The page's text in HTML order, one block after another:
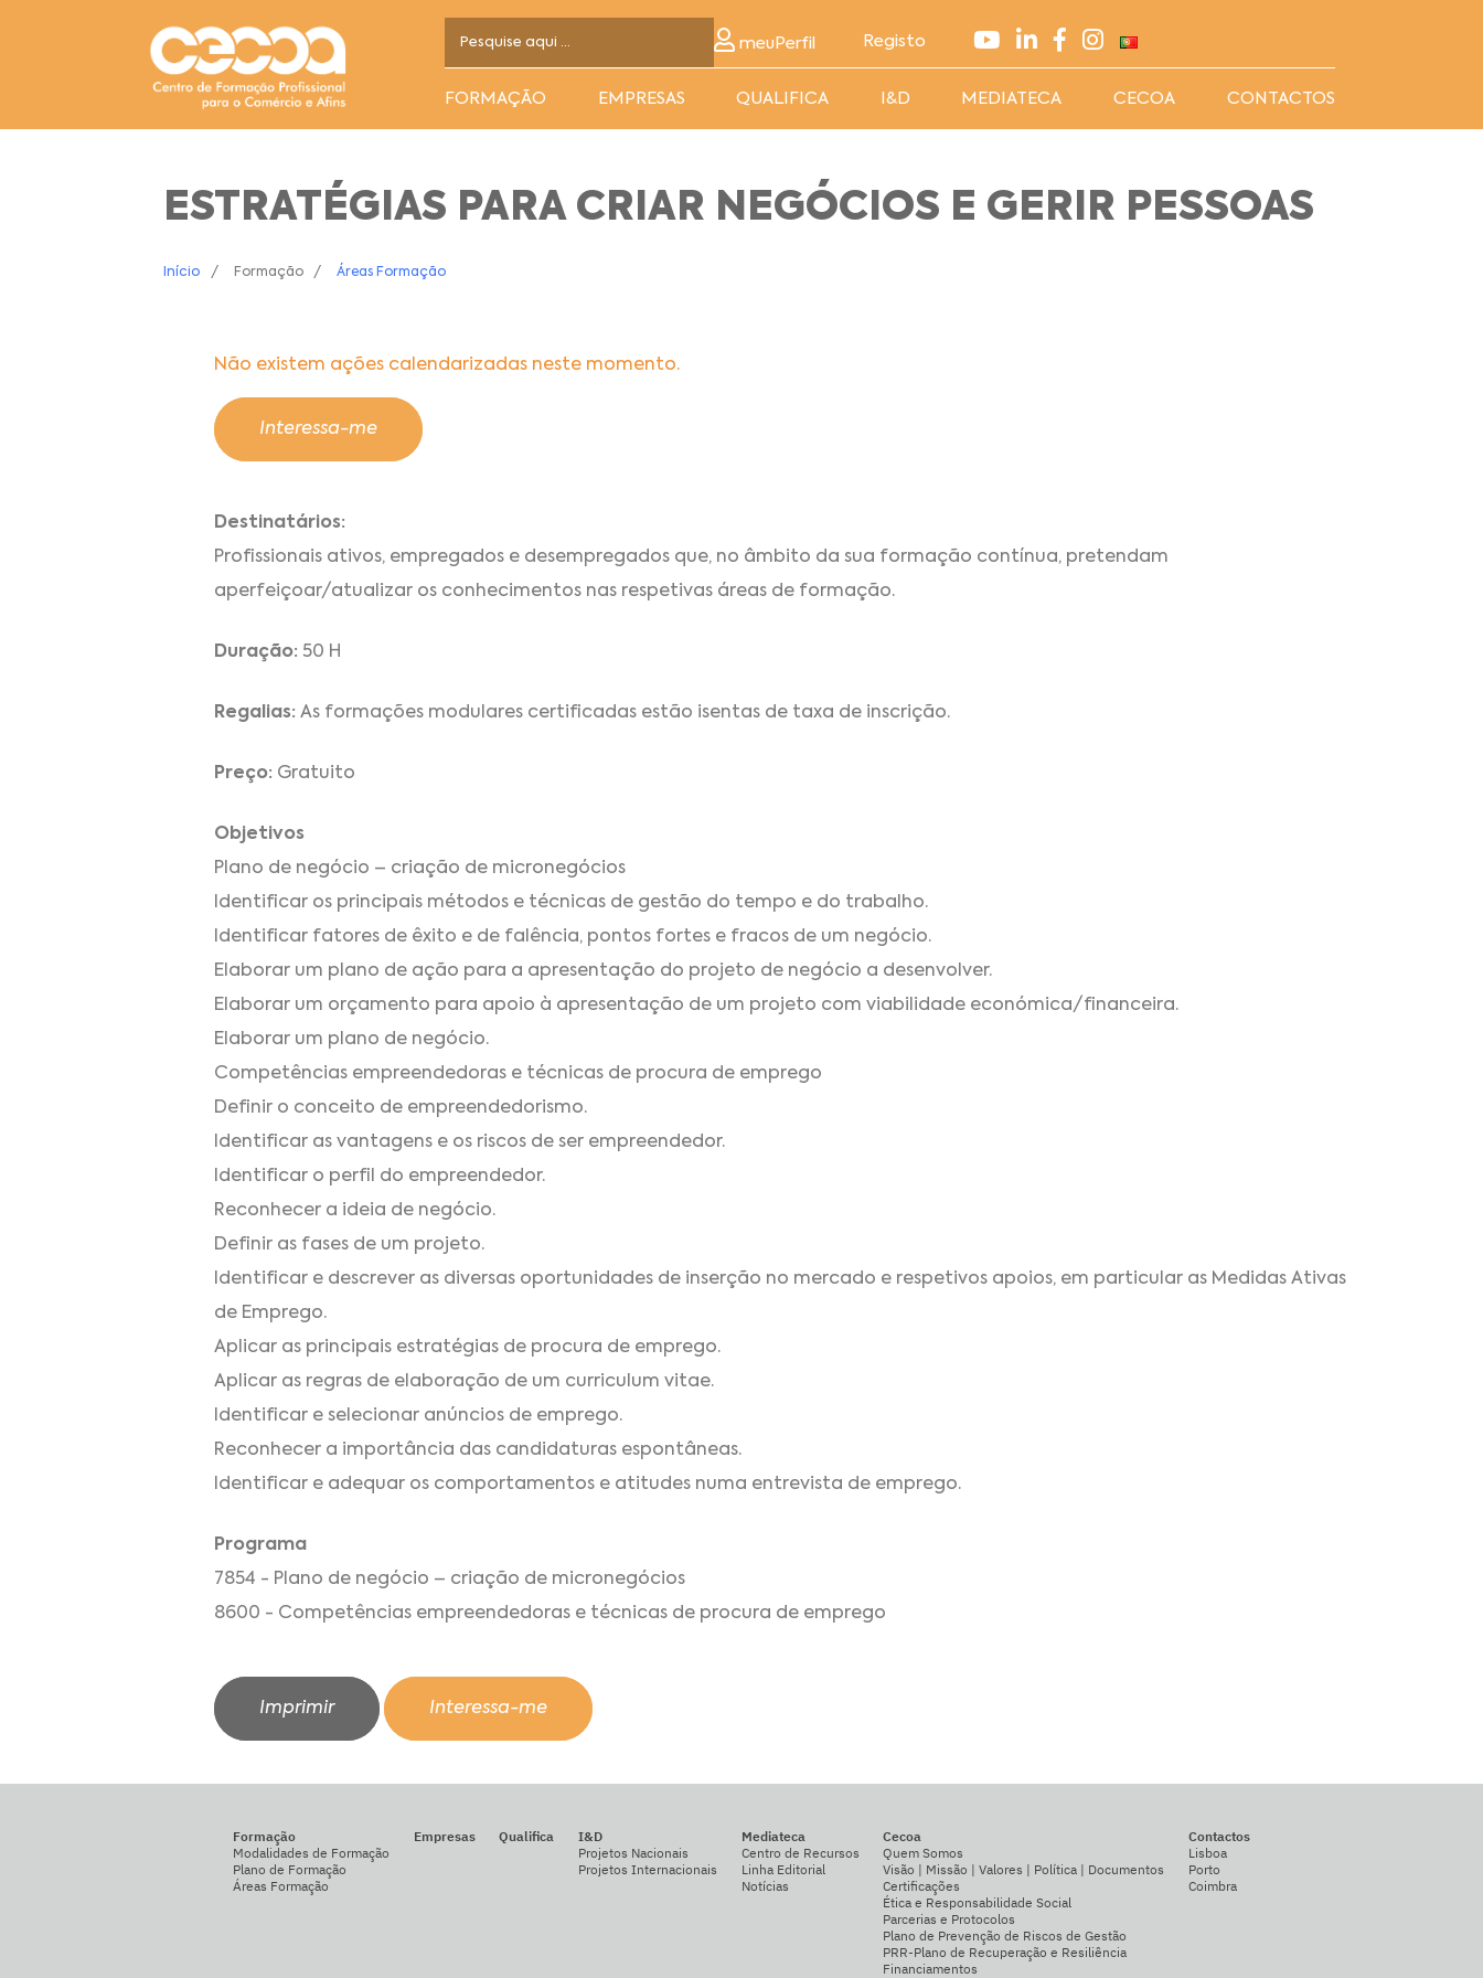
meuPerfil Registo
FORMAÇÃO EMPRESAS QUALIFICA I&D MEDIATECA CECOA CONTACTOS
ESTRATÉGIAS PARA CRIAR NEGÓCIOS E GERIR PESSOAS
Início Formação Áreas Formação
Não existem ações calendarizadas neste momento.
Interessa-me
Destinatários:
Profissionais ativos, empregados e desempregados que, no âmbito da sua formação contínua, pretendam
aperfeiçoar/atualizar os conhecimentos nas respetivas áreas de formação.
Duração: 50 H
Regalias: As formações modulares certificadas estão isentas de taxa de inscrição.
Preço: Gratuito
Objetivos
Plano de negócio – criação de micronegócios
Identificar os principais métodos e técnicas de gestão do tempo e do trabalho.
Identificar fatores de êxito e de falência, pontos fortes e fracos de um negócio.
Elaborar um plano de ação para a apresentação do projeto de negócio a desenvolver.
Elaborar um orçamento para apoio à apresentação de um projeto com viabilidade económica/financeira.
Elaborar um plano de negócio.
Competências empreendedoras e técnicas de procura de emprego
Definir o conceito de empreendedorismo.
Identificar as vantagens e os riscos de ser empreendedor.
Identificar o perfil do empreendedor.
Reconhecer a ideia de negócio.
Definir as fases de um projeto.
Identificar e descrever as diversas oportunidades de inserção no mercado e respetivos apoios, em particular as Medidas Ativas
de Emprego.
Aplicar as principais estratégias de procura de emprego.
Aplicar as regras de elaboração de um curriculum vitae.
Identificar e selecionar anúncios de emprego.
Reconhecer a importância das candidaturas espontâneas.
Identificar e adequar os comportamentos e atitudes numa entrevista de emprego.
Programa
7854 - Plano de negócio – criação de micronegócios
8600 - Competências empreendedoras e técnicas de procura de emprego
Imprimir Interessa-me
Formação
Modalidades de Formação
Plano de Formação
Áreas Formação
Empresas Qualifica
I&D
Projetos Nacionais
Projetos Internacionais
Mediateca
Centro de Recursos
Linha Editorial
Notícias
Cecoa
Quem Somos
Visão | Missão | Valores | Política | Documentos
Certificações
Ética e Responsabilidade Social
Parcerias e Protocolos
Plano de Prevenção de Riscos de Gestão
PRR-Plano de Recuperação e Resiliência
Financiamentos
Contactos
Lisboa
Porto
Coimbra